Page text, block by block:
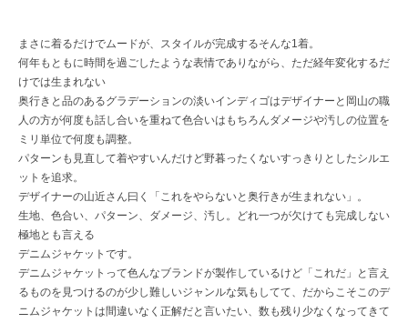
まさに着るだけでムードが、スタイルが完成するそんな1着。
何年もともに時間を過ごしたような表情でありながら、ただ経年変化するだ
けでは生まれない
奥行きと品のあるグラデーションの淡いインディゴはデザイナーと岡山の職
人の方が何度も話し合いを重ねて色合いはもちろんダメージや汚しの位置を
ミリ単位で何度も調整。
パターンも見直して着やすいんだけど野暮ったくないすっきりとしたシルエ
ットを追求。
デザイナーの山近さん曰く「これをやらないと奥行きが生まれない」。
生地、色合い、パターン、ダメージ、汚し。どれ一つが欠けても完成しない
極地とも言える
デニムジャケットです。
デニムジャケットって色んなブランドが製作しているけど「これだ」と言え
るものを見つけるのが少し難しいジャンルな気もしてて、だからこそこのデ
ニムジャケットは間違いなく正解だと言いたい、数も残り少なくなってきて